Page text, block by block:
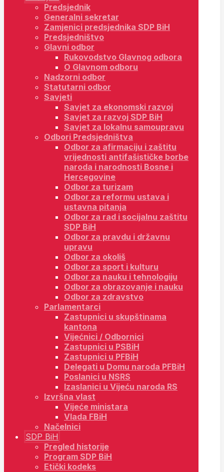
Predsjednik
Generalni sekretar
Zamjenici predsjednika SDP BiH
Predsjedništvo
Glavni odbor
Rukovodstvo Glavnog odbora
O Glavnom odboru
Nadzorni odbor
Statutarni odbor
Savjeti
Savjet za ekonomski razvoj
Savjet za razvoj SDP BiH
Savjet za lokalnu samoupravu
Odbori Predsjedništva
Odbor za afirmaciju i zaštitu
vrijednosti antifašističke borbe
naroda i narodnosti Bosne i
Hercegovine
Odbor za turizam
Odbor za reformu ustava i
ustavna pitanja
Odbor za rad i socijalnu zaštitu
SDP BiH
Odbor za pravdu i državnu
upravu
Odbor za okoliš
Odbor za sport i kulturu
Odbor za nauku i tehnologiju
Odbor za obrazovanje i nauku
Odbor za zdravstvo
Parlamentarci
Zastupnici u skupštinama
kantona
Vijećnici / Odbornici
Zastupnici u PSBiH
Zastupnici u PFBiH
Delegati u Domu naroda PFBiH
Poslanici u NSRS
Izaslanici u Vijeću naroda RS
Izvršna vlast
Vijeće ministara
Vlada FBiH
Načelnici
SDP BiH
Pregled historije
Program SDP BiH
Etički kodeks